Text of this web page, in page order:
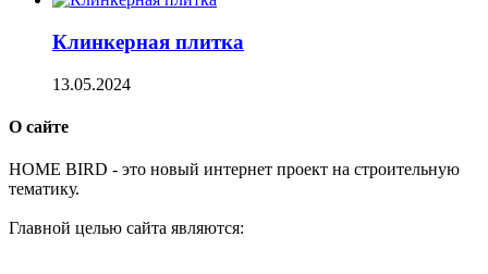
Клинкерная плитка
13.05.2024
О сайте
HOME BIRD - это новый интернет проект на строительную
тематику.
Главной целью сайта являются: